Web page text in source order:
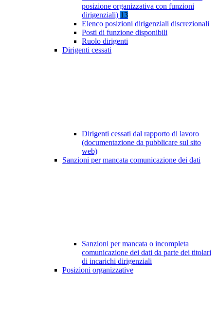
posizione organizzativa con funzioni
dirigenziali) 13
Elenco posizioni dirigenziali discrezionali
Posti di funzione disponibili
Ruolo dirigenti
Dirigenti cessati
Dirigenti cessati dal rapporto di lavoro
(documentazione da pubblicare sul sito
web)
Sanzioni per mancata comunicazione dei dati
Sanzioni per mancata o incompleta
comunicazione dei dati da parte dei titolari
di incarichi dirigenziali
Posizioni organizzative